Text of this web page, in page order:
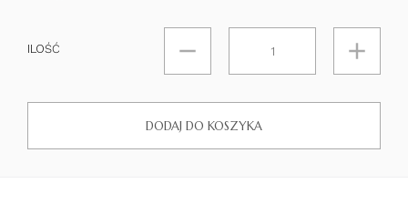
ILOŚĆ
DODAJ DO KOSZYKA